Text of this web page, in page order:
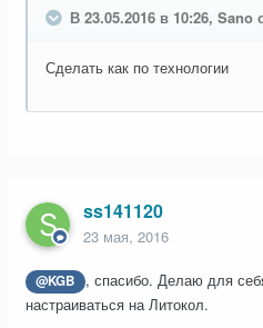
В 23.05.2016 в 10:26, Sano
Сделать как по технологии
ss141120
23 мая, 2016
@KGB , спасибо. Делаю для
настраиваться на Литокол.